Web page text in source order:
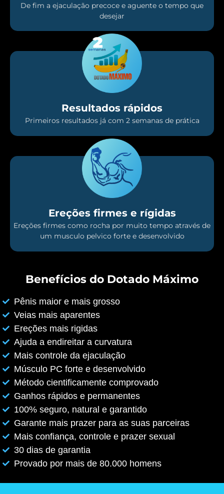
De fim a ejaculação precoce e aguente o tempo que
desejar
Resultados rápidos
Primeiros resultados já com 2 semanas de prática
Ereções firmes e rígidas
Ereções firmes como rocha por muito tempo através de
um musculo pelvico forte e desenvolvido
Benefícios do Dotado Máximo
Pênis maior e mais grosso
Veias mais aparentes
Ereções mais rigidas
Ajuda a endireitar a curvatura
Mais controle da ejaculação
Músculo PC forte e desenvolvido
Método cientificamente comprovado
Ganhos rápidos e permanentes
100% seguro, natural e garantido
Garante mais prazer para as suas parceiras
Mais confiança, controle e prazer sexual
30 dias de garantia
Provado por mais de 80.000 homens